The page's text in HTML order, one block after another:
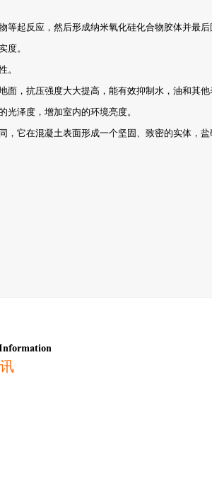
等起反应，然后形成纳米氧化硅化合物胶体并
度。
。
面，抗压强度大大提高，能有效抑制水，油和其他
泽度，增加室内的环境亮度。
，它在混凝土表面形成一个坚固、致密的实体，盐